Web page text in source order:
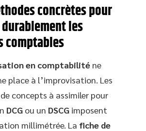
concrètes pour
les
comptables
en comptabilité ne
place à l’improvisation. Les
concepts à assimiler pour
DCG ou un DSCG imposent
millimétrée. La fiche de